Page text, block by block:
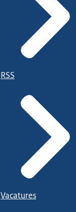
RSS
Vacatures